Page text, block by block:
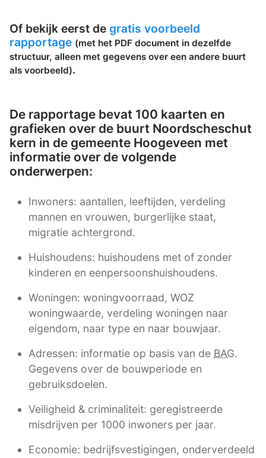
Of bekijk eerst de gratis voorbeeld
rapportage (met het PDF document in dezelfde
structuur, alleen met gegevens over een andere buurt
als voorbeeld).
De rapportage bevat 100 kaarten en
grafieken over de buurt Noordscheschut
kern in de gemeente Hoogeveen met
informatie over de volgende
onderwerpen:
Inwoners: aantallen, leeftijden, verdeling
mannen en vrouwen, burgerlijke staat,
migratie achtergrond.
Huishoudens: huishoudens met of zonder
kinderen en eenpersoonshuishoudens.
Woningen: woningvoorraad, WOZ
woningwaarde, verdeling woningen naar
eigendom, naar type en naar bouwjaar.
Adressen: informatie op basis van de BAG.
Gegevens over de bouwperiode en
gebruiksdoelen.
Veiligheid & criminaliteit: geregistreerde
misdrijven per 1000 inwoners per jaar.
Economie: bedrijfsvestigingen, onderverdeeld